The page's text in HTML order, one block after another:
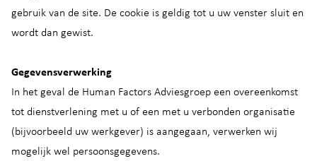
gebruik van de site. De cookie is geldig tot u uw venster sluit en
wordt dan gewist.
Gegevensverwerking
In het geval de Human Factors Adviesgroep een overeenkomst
tot dienstverlening met u of een met u verbonden organisatie
(bijvoorbeeld uw werkgever) is aangegaan, verwerken wij
mogelijk wel persoonsgegevens.